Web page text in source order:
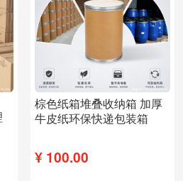
棕色纸箱堆叠收纳箱 加厚
牛皮纸环保快递包装箱
¥ 100.00